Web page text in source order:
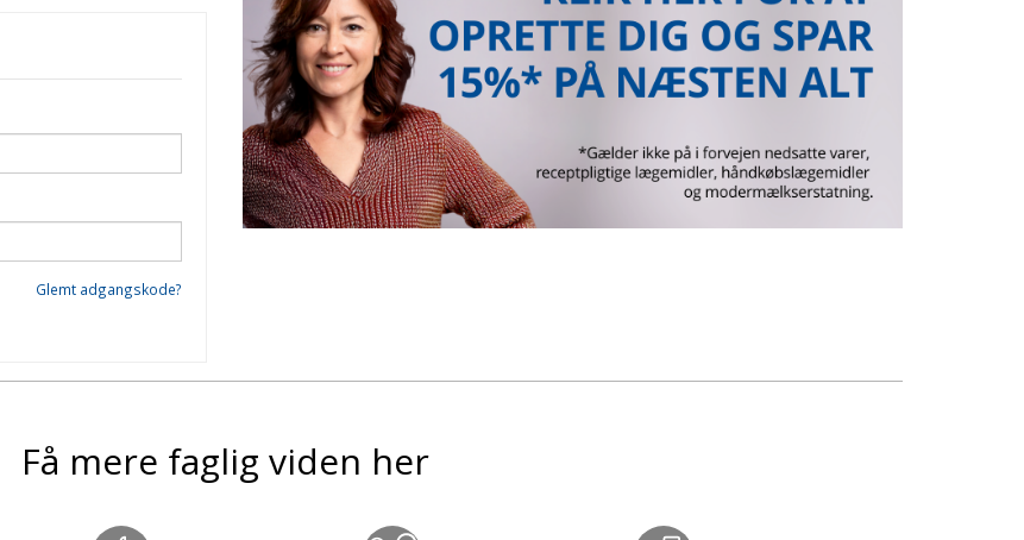
Glemt adgangskode?
Få mere faglig viden her